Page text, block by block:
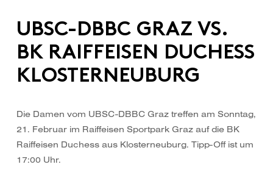
UBSC-DBBC GRAZ VS.
BK RAIFFEISEN DUCHESS
KLOSTERNEUBURG
Die Damen vom UBSC-DBBC Graz treffen am Sonntag,
21. Februar im Raiffeisen Sportpark Graz auf die BK
Raiffeisen Duchess aus Klosterneuburg. Tipp-Off ist um
17:00 Uhr.